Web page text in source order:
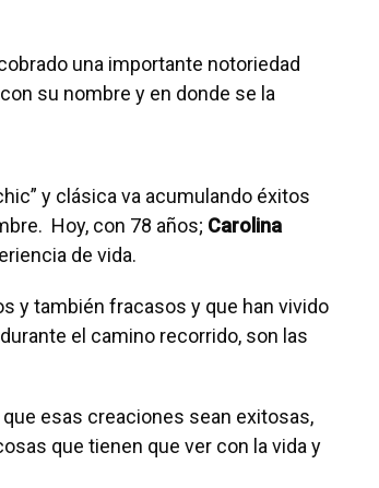
una importante notoriedad
su nombre y en donde se la
y clásica va acumulando éxitos
Hoy, con 78 años; Carolina
de vida.
y también fracasos y que han vivido
el camino recorrido, son las
que esas creaciones sean exitosas,
que tienen que ver con la vida y